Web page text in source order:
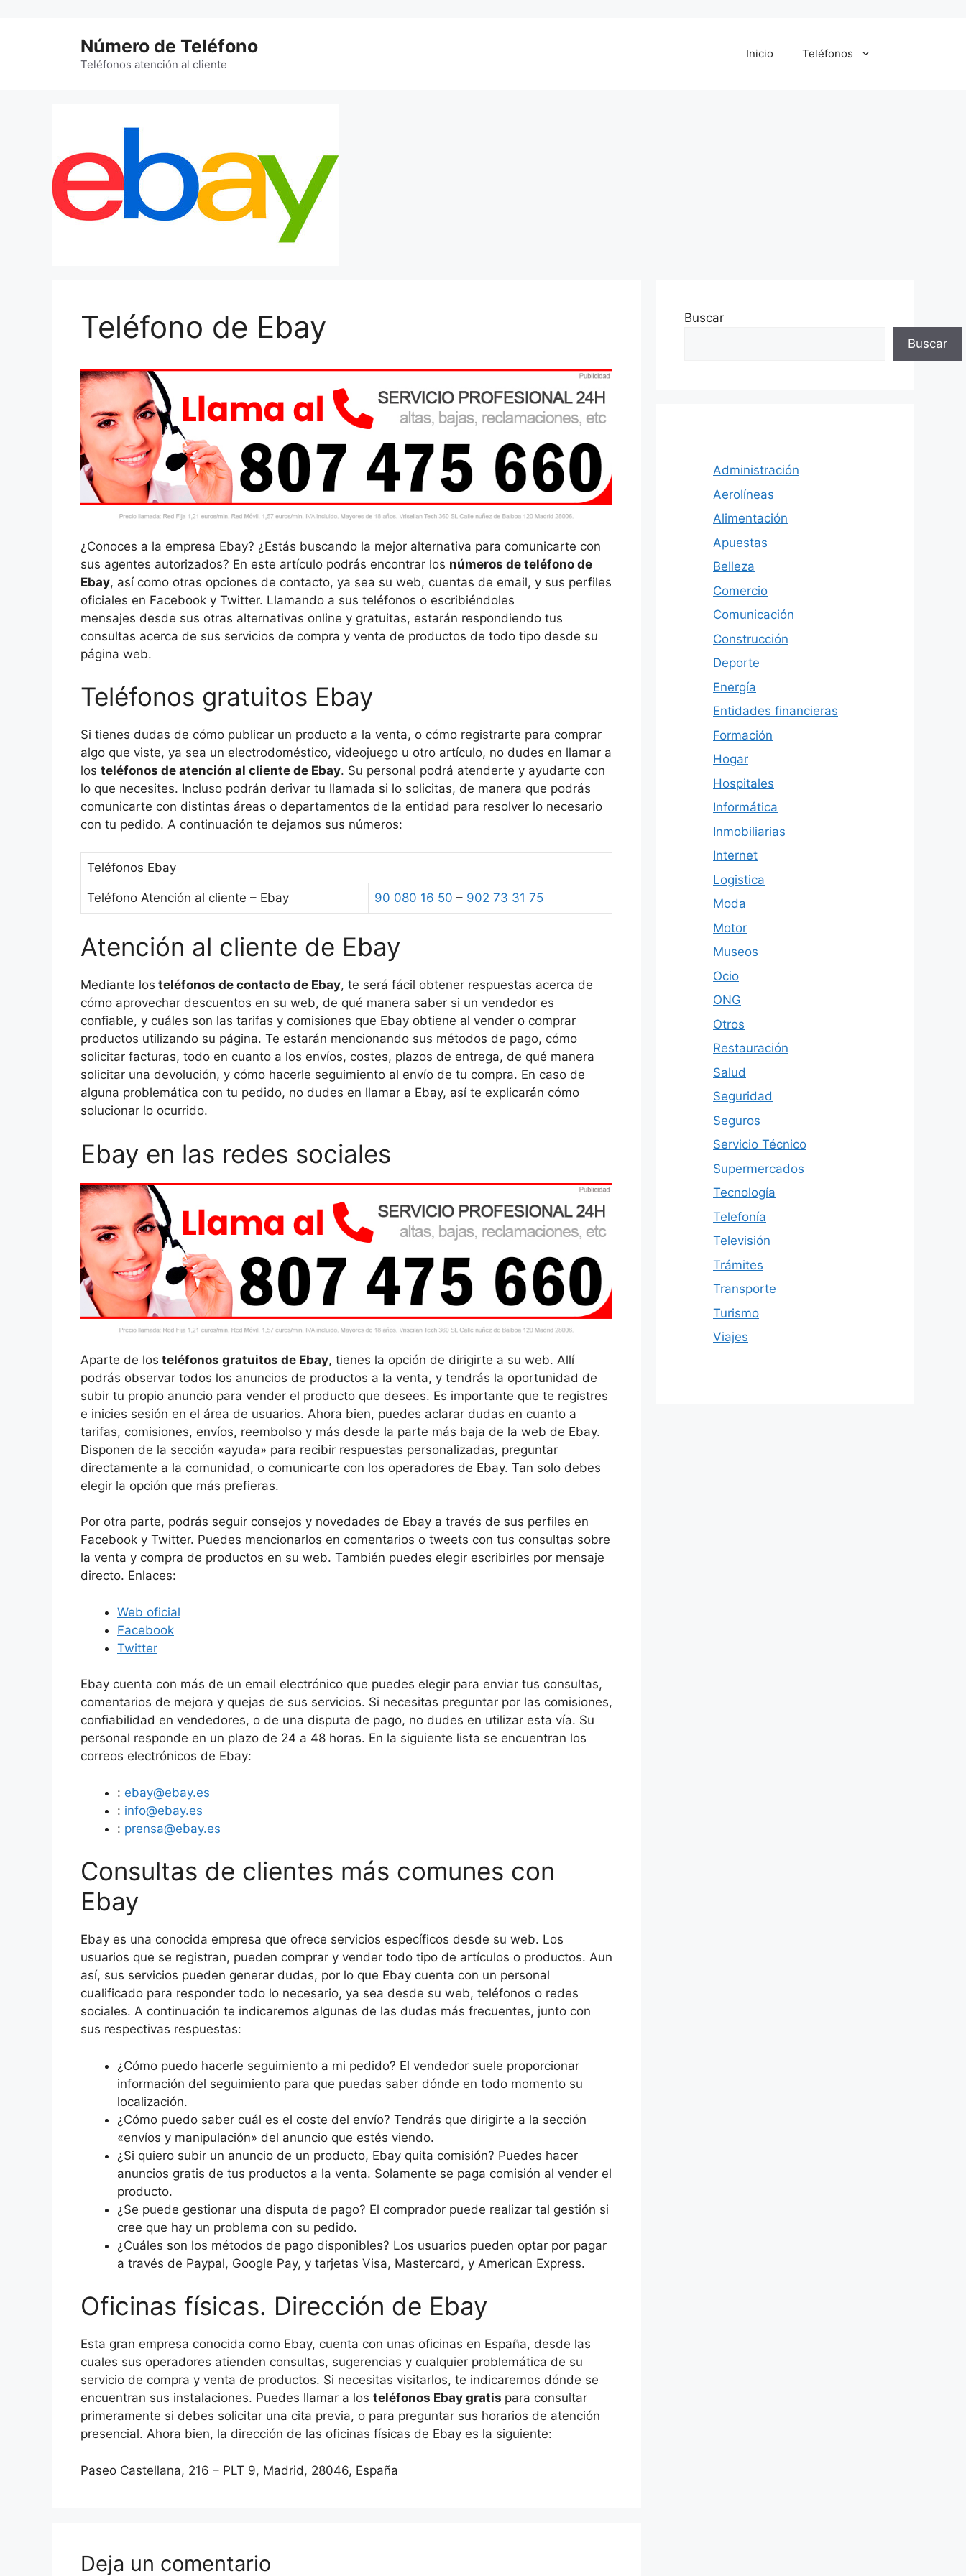
Número de Teléfono
Teléfonos atención al cliente
Inicio Teléfonos
Teléfono de Ebay
¿Conoces a la empresa Ebay? ¿Estás buscando la mejor alternativa para comunicarte con
sus agentes autorizados? En este artículo podrás encontrar los números de teléfono de
Ebay, así como otras opciones de contacto, ya sea su web, cuentas de email, y sus perfiles
oficiales en Facebook y Twitter. Llamando a sus teléfonos o escribiéndoles
mensajes desde sus otras alternativas online y gratuitas, estarán respondiendo tus
consultas acerca de sus servicios de compra y venta de productos de todo tipo desde su
página web.
Teléfonos gratuitos Ebay
Si tienes dudas de cómo publicar un producto a la venta, o cómo registrarte para comprar
algo que viste, ya sea un electrodoméstico, videojuego u otro artículo, no dudes en llamar a
los teléfonos de atención al cliente de Ebay. Su personal podrá atenderte y ayudarte con
lo que necesites. Incluso podrán derivar tu llamada si lo solicitas, de manera que podrás
comunicarte con distintas áreas o departamentos de la entidad para resolver lo necesario
con tu pedido. A continuación te dejamos sus números:
Teléfonos Ebay
Teléfono Atención al cliente – Ebay 90 080 16 50 – 902 73 31 75
Atención al cliente de Ebay
Mediante los teléfonos de contacto de Ebay, te será fácil obtener respuestas acerca de
cómo aprovechar descuentos en su web, de qué manera saber si un vendedor es
confiable, y cuáles son las tarifas y comisiones que Ebay obtiene al vender o comprar
productos utilizando su página. Te estarán mencionando sus métodos de pago, cómo
solicitar facturas, todo en cuanto a los envíos, costes, plazos de entrega, de qué manera
solicitar una devolución, y cómo hacerle seguimiento al envío de tu compra. En caso de
alguna problemática con tu pedido, no dudes en llamar a Ebay, así te explicarán cómo
solucionar lo ocurrido.
Ebay en las redes sociales
Aparte de los teléfonos gratuitos de Ebay, tienes la opción de dirigirte a su web. Allí
podrás observar todos los anuncios de productos a la venta, y tendrás la oportunidad de
subir tu propio anuncio para vender el producto que desees. Es importante que te registres
e inicies sesión en el área de usuarios. Ahora bien, puedes aclarar dudas en cuanto a
tarifas, comisiones, envíos, reembolso y más desde la parte más baja de la web de Ebay.
Disponen de la sección «ayuda» para recibir respuestas personalizadas, preguntar
directamente a la comunidad, o comunicarte con los operadores de Ebay. Tan solo debes
elegir la opción que más prefieras.
Por otra parte, podrás seguir consejos y novedades de Ebay a través de sus perfiles en
Facebook y Twitter. Puedes mencionarlos en comentarios o tweets con tus consultas sobre
la venta y compra de productos en su web. También puedes elegir escribirles por mensaje
directo. Enlaces:
Web oficial
Facebook
Twitter
Ebay cuenta con más de un email electrónico que puedes elegir para enviar tus consultas,
comentarios de mejora y quejas de sus servicios. Si necesitas preguntar por las comisiones,
confiabilidad en vendedores, o de una disputa de pago, no dudes en utilizar esta vía. Su
personal responde en un plazo de 24 a 48 horas. En la siguiente lista se encuentran los
correos electrónicos de Ebay:
: ebay@ebay.es
: info@ebay.es
: prensa@ebay.es
Consultas de clientes más comunes con
Ebay
Ebay es una conocida empresa que ofrece servicios específicos desde su web. Los
usuarios que se registran, pueden comprar y vender todo tipo de artículos o productos. Aun
así, sus servicios pueden generar dudas, por lo que Ebay cuenta con un personal
cualificado para responder todo lo necesario, ya sea desde su web, teléfonos o redes
sociales. A continuación te indicaremos algunas de las dudas más frecuentes, junto con
sus respectivas respuestas:
¿Cómo puedo hacerle seguimiento a mi pedido? El vendedor suele proporcionar
información del seguimiento para que puedas saber dónde en todo momento su
localización.
¿Cómo puedo saber cuál es el coste del envío? Tendrás que dirigirte a la sección
«envíos y manipulación» del anuncio que estés viendo.
¿Si quiero subir un anuncio de un producto, Ebay quita comisión? Puedes hacer
anuncios gratis de tus productos a la venta. Solamente se paga comisión al vender el
producto.
¿Se puede gestionar una disputa de pago? El comprador puede realizar tal gestión si
cree que hay un problema con su pedido.
¿Cuáles son los métodos de pago disponibles? Los usuarios pueden optar por pagar
a través de Paypal, Google Pay, y tarjetas Visa, Mastercard, y American Express.
Oficinas físicas. Dirección de Ebay
Esta gran empresa conocida como Ebay, cuenta con unas oficinas en España, desde las
cuales sus operadores atienden consultas, sugerencias y cualquier problemática de su
servicio de compra y venta de productos. Si necesitas visitarlos, te indicaremos dónde se
encuentran sus instalaciones. Puedes llamar a los teléfonos Ebay gratis para consultar
primeramente si debes solicitar una cita previa, o para preguntar sus horarios de atención
presencial. Ahora bien, la dirección de las oficinas físicas de Ebay es la siguiente:
Paseo Castellana, 216 – PLT 9, Madrid, 28046, España
Deja un comentario
Buscar
Buscar
Administración
Aerolíneas
Alimentación
Apuestas
Belleza
Comercio
Comunicación
Construcción
Deporte
Energía
Entidades financieras
Formación
Hogar
Hospitales
Informática
Inmobiliarias
Internet
Logistica
Moda
Motor
Museos
Ocio
ONG
Otros
Restauración
Salud
Seguridad
Seguros
Servicio Técnico
Supermercados
Tecnología
Telefonía
Televisión
Trámites
Transporte
Turismo
Viajes